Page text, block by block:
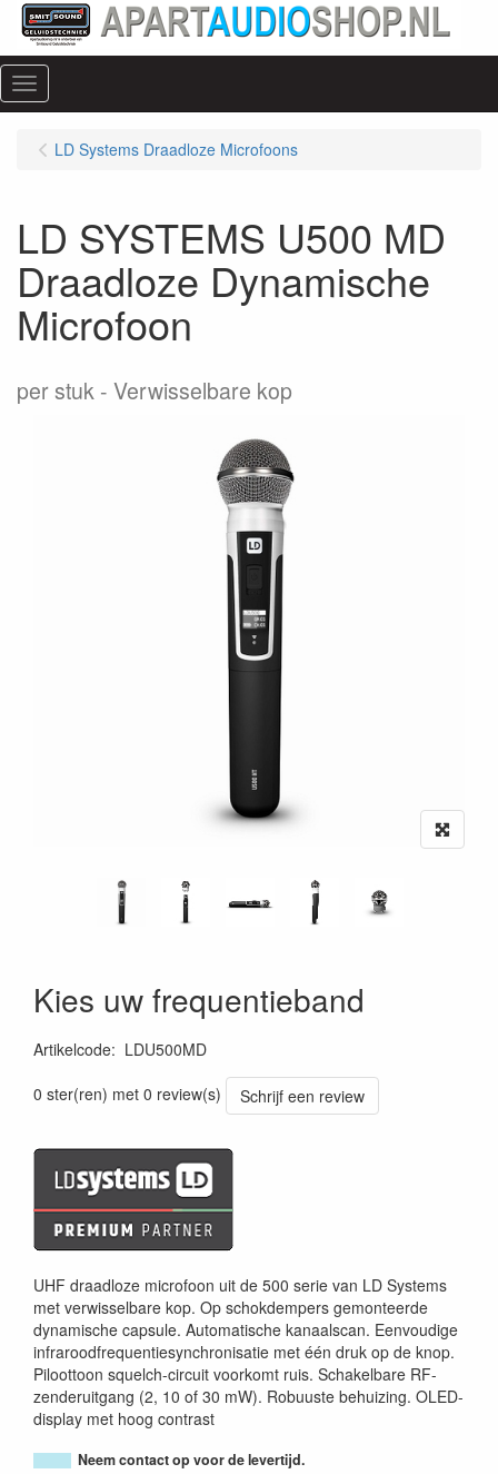
Menu
LD Systems Draadloze Microfoons
LD SYSTEMS U500 MD
Draadloze Dynamische
Microfoon
per stuk Verwisselbare kop
Kies uw frequentieband
Artikelcode: LDU500MD
0 ster(ren) met 0 review(s)
Schrijf een review
UHF draadloze microfoon uit de 500 serie van LD Systems
met verwisselbare kop. Op schokdempers gemonteerde
dynamische capsule. Automatische kanaalscan. Eenvoudige
infraroodfrequentiesynchronisatie met één druk op de knop.
Piloottoon squelch-circuit voorkomt ruis. Schakelbare RF-
zenderuitgang (2, 10 of 30 mW). Robuuste behuizing. OLED-
display met hoog contrast
Neem contact op voor de levertijd.